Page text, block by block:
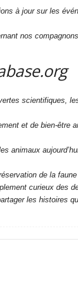
à jour sur les
nos
scientifiques,
et de bien-
animaux
de la
curieux des
les histoires